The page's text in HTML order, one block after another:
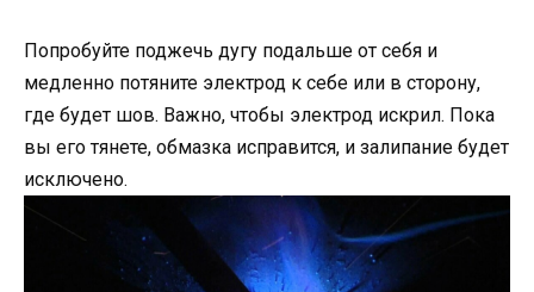
Попробуйте поджечь дугу подальше от себя и
медленно потяните электрод к себе или в сторону,
где будет шов. Важно, чтобы электрод искрил. Пока
вы его тянете, обмазка исправится, и залипание будет
исключено.